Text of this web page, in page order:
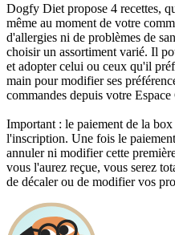
Dogfy Diet propose 4 recettes,
même au moment de votre
d'allergies ni de problèmes de
choisir un assortiment varié. Il
et adopter celui ou ceux qu'il
main pour modifier ses
commandes depuis votre
Important : le paiement de la
l'inscription. Une fois le
annuler ni modifier cette
vous l'aurez reçue, vous serez
de décaler ou de modifier vos